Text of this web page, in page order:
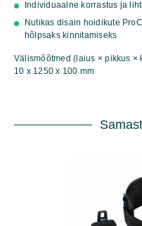
PROCLICK
HOLDER
PROFESSIONAL
Individuaalne korrastus ja
Nutikas disain hoidikute
hõlpsaks kinnitamiseks
Välismõõtmed (laius × pikkus ×
10 x 1250 x 100 mm